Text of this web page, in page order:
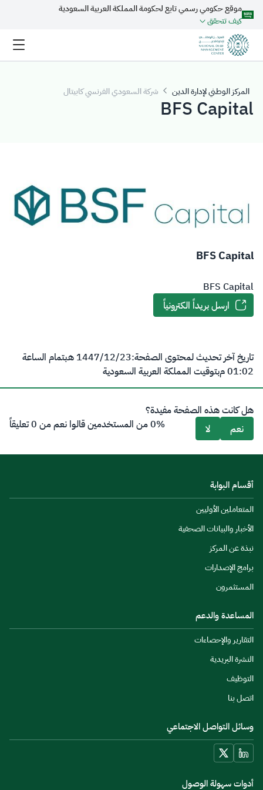
تخطي إلى المحتوى الرئيسي
موقع حكومي رسمي تابع لحكومة المملكة العربية السعودية
كيف تتحقق
المركز الوطني لإدارة الدين شركة السعودي الفرنسي كابيتال
BFS Capital
BFS Capital
BFS Capital
ارسل بريداً الكترونياً
تاريخ آخر تحديث لمحتوى الصفحة:23‏/12‏/1447 هـ
بتمام الساعة
01:02 م
بتوقيت المملكة العربية السعودية
هل كانت هذه الصفحة مفيدة؟
نعم
لا 0% من المستخدمين قالوا نعم من 0 تعليقاً
أقسام البوابة
المتعاملين الأوليين
الأخبار والبيانات الصحفية
نبذة عن المركز
برامج الإصدارات
المستثمرون
المساعدة والدعم
التقارير والإحصاءات
النشرة البريدية
التوظيف
اتصل بنا
وسائل التواصل الاجتماعي
أدوات سهولة الوصول